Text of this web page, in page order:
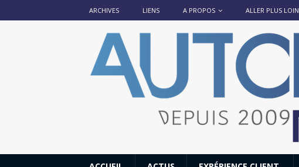
ARCHIVES LIENS A PROPOS ALLER PLUS LOIN